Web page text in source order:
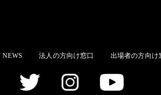
NEWS 法人の方向け窓口 出場者の方向け